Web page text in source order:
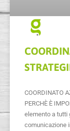
COORDINATO
PERCHÈ È
elemento a tutti
comunicazione